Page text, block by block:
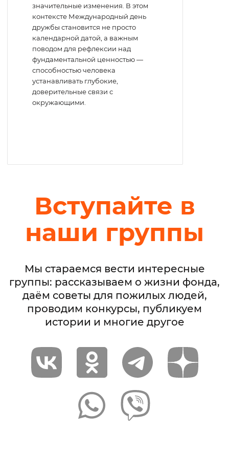
значительные изменения. В этом
контексте Международный день
дружбы становится не просто
календарной датой, а важным
поводом для рефлексии над
фундаментальной ценностью —
способностью человека
устанавливать глубокие,
доверительные связи с
окружающими.
Вступайте в
наши группы
Мы стараемся вести интересные
группы: рассказываем о жизни фонда,
даём советы для пожилых людей,
проводим конкурсы, публикуем
истории и многие другое